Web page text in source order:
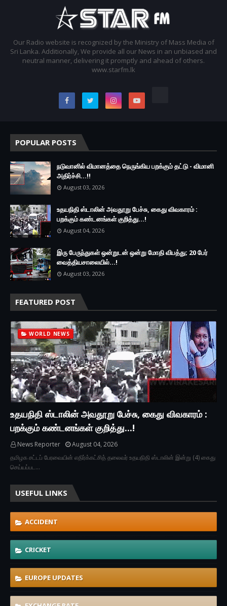
Our Radio website is recognized by the Ministry of Mass Media of
Sri Lanka. Additionally, We provide all our News in an unbiased and
neutral manner, delivering it promptly and ahead of others.
www.starfm.lk
POPULAR POSTS
நடுவானில் விமானத்தை நெருங்கிய பறக்கும் தட்டு - விமானி
அதிர்ச்சி...!!
August 03, 2026
உதயநிதி ஸ்டாலின் அவதூறு பேச்சு, கைது விவகாரம் :
பறக்கும் கண்டனங்கள் குறித்து...!
August 04, 2026
இரு ப‍ேருந்துகள் ஒன்றுடன் ஒன்று மோதி விபத்து; 20 பேர்
வைத்தியசாலையில்...!
August 03, 2026
FEATURED POST
WORLD NEWS
உதயநிதி ஸ்டாலின் அவதூறு பேச்சு, கைது விவகாரம் :
பறக்கும் கண்டனங்கள் குறித்து...!
News Reporter
August 04, 2026
தமிழக சட்டப் பேரவையின் எதிர்க்கட்சித் தலைவர் உதயநிதி ஸ்டாலின் இன்று (4) கைது
செய்யப்பட…
USEFUL LINKS
ACCIDENT
CRICKET
EUROPE UPDATES